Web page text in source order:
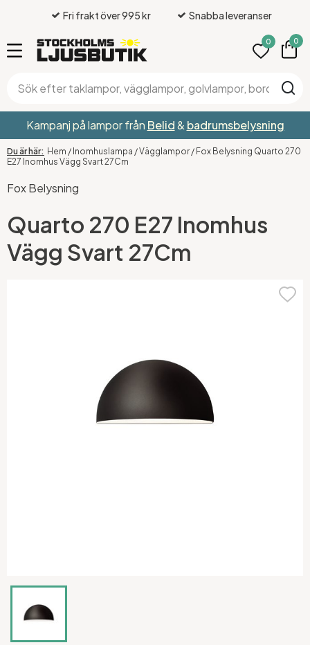
Fri frakt över 995 kr Snabba leveranser
0 0
Kampanj på lampor från Belid& badrumsbelysning
Hem / Inomhuslampa /Vägglampor / Fox Belysning Quarto 270
E27 Inomhus Vägg Svart 27Cm
Fox Belysning
Quarto 270 E27 Inomhus
Vägg Svart 27Cm